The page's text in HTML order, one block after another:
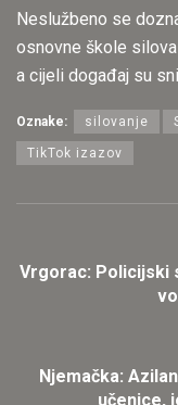
Neslužbeno se
osnovne škole
a cijeli događaj su
Oznake: silovanje
TikTok izazov
Vrgorac: Policijski
Njemačka:
učenice,